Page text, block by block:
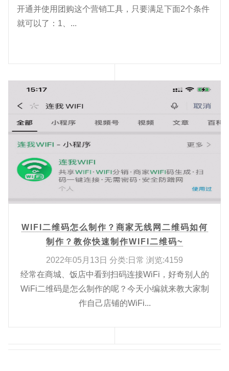
开通并使用团购这个营销工具，只要满足下面2个条件
就可以了：1、...
WIFI二维码怎么制作？商家无线网二维码如何
制作？教你快速制作WIFI二维码~
2022年05月13日 分类:日常 浏览:4159
经常在商城、饭店中看到扫码连接WiFi，好奇别人的
WiFi二维码是怎么制作的呢？今天小编就来教大家制
作自己店铺的WiFi...